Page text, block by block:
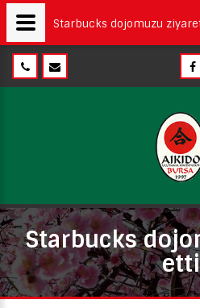
Starbucks
etti
Starbucks dojomuzu